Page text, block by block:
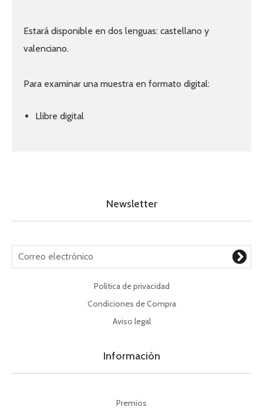
Estará disponible en dos lenguas: castellano y
valenciano.
Para examinar una muestra en formato digital:
Llibre digital
Newsletter
Política de privacidad
Condiciones de Compra
Aviso legal
Información
Premios